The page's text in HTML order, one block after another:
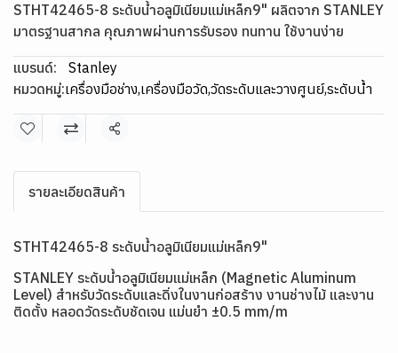
STHT42465-8 ระดับน้ำอลูมิเนียมแม่เหล็ก9" ผลิตจาก STANLEY
มาตรฐานสากล คุณภาพผ่านการรับรอง ทนทาน ใช้งานง่าย
แบรนด์:
Stanley
หมวดหมู่:เครื่องมือช่าง,เครื่องมือวัด,วัดระดับและวางศูนย์,ระดับน้ำ
แชร์
รายละเอียดสินค้า
STHT42465-8 ระดับน้ำอลูมิเนียมแม่เหล็ก9"
STANLEY ระดับน้ำอลูมิเนียมแม่เหล็ก (Magnetic Aluminum
Level) สำหรับวัดระดับและดิ่งในงานก่อสร้าง งานช่างไม้ และงาน
ติดตั้ง หลอดวัดระดับชัดเจน แม่นยำ ±0.5 mm/m